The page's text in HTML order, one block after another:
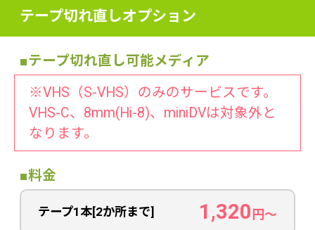
テープ切れ直しオプション
■テープ切れ直し可能メディア
※VHS（S-VHS）のみのサービスです。
VHS-C、8mm(Hi-8)、miniDVは対象外と
なります。
■料金
テープ1本[2か所まで] 1,320円〜